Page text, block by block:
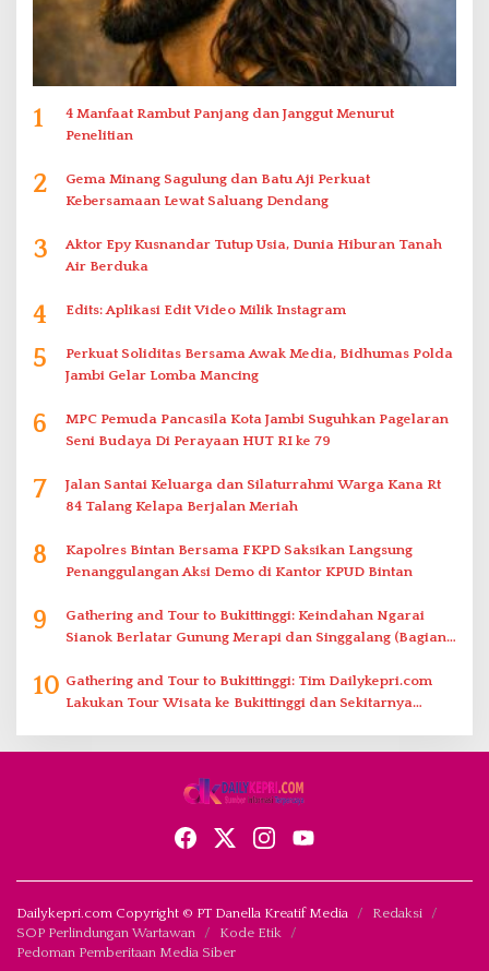
1
4 Manfaat Rambut Panjang dan Janggut Menurut
Penelitian
2
Gema Minang Sagulung dan Batu Aji Perkuat
Kebersamaan Lewat Saluang Dendang
3
Aktor Epy Kusnandar Tutup Usia, Dunia Hiburan Tanah
Air Berduka
4 Edits: Aplikasi Edit Video Milik Instagram
5
Perkuat Soliditas Bersama Awak Media, Bidhumas Polda
Jambi Gelar Lomba Mancing
6
MPC Pemuda Pancasila Kota Jambi Suguhkan Pagelaran
Seni Budaya Di Perayaan HUT RI ke 79
7
Jalan Santai Keluarga dan Silaturrahmi Warga Kana Rt
84 Talang Kelapa Berjalan Meriah
8
Kapolres Bintan Bersama FKPD Saksikan Langsung
Penanggulangan Aksi Demo di Kantor KPUD Bintan
9
Gathering and Tour to Bukittinggi: Keindahan Ngarai
Sianok Berlatar Gunung Merapi dan Singgalang (Bagian
10 Gathering and Tour to Bukittinggi: Tim Dailykepri.com
Lakukan Tour Wisata ke Bukittinggi dan Sekitarnya
Dailykepri.com Copyright © PT Danella Kreatif Media
Redaksi
SOP Perlindungan Wartawan
Kode Etik
Pedoman Pemberitaan Media Siber